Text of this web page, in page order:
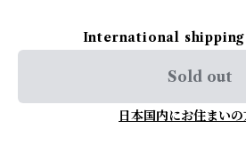
International
Sold out
日本国内にお住まい